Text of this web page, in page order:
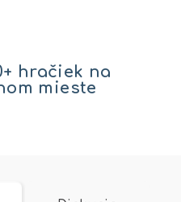
hračiek na
mieste